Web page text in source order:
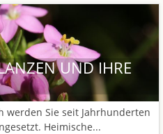
UND IHRE
werden Sie seit Jahrhunderten
Heimische...